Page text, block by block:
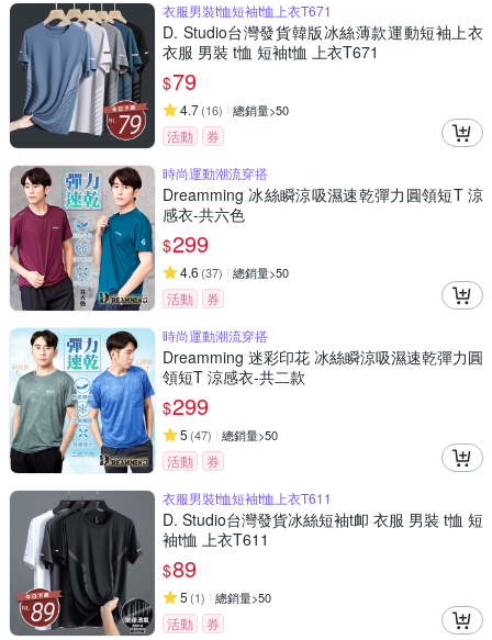
衣服男裝t恤短袖t恤上衣T671
D. Studio台灣發貨韓版冰絲薄款運動短袖上衣
衣服 男裝 t恤 短袖t恤 上衣T671
$79
4.7(16) 總銷量>50
活動
券
時尚運動潮流穿搭
Dreamming 冰絲瞬涼吸濕速乾彈力圓領短T 涼
感衣-共六色
$299
4.6 (37) 總銷量>50
活動
券
時尚運動潮流穿搭
Dreamming 迷彩印花 冰絲瞬涼吸濕速乾彈力圓
領短T 涼感衣-共二款
$299
5 (47) 總銷量>50
活動
券
衣服男裝t恤短袖t恤上衣T611
D. Studio台灣發貨冰絲短袖t卹 衣服 男裝 t恤 短
袖t恤 上衣T611
$89
5 (1) 總銷量>50
活動 券